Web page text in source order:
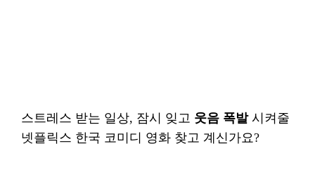
스트레스 받는 일상, 잠시 잊고 웃음 폭발시켜줄
넷플릭스 한국 코미디 영화 찾고 계신가요?